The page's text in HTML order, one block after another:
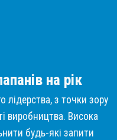
на рік
лідерства, з точки зору
виробництва. Висока
будь-які запити